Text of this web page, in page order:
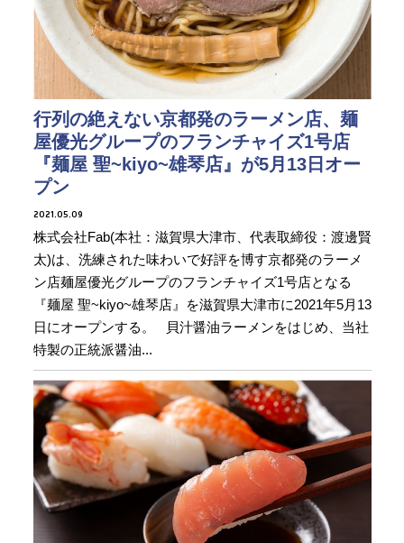
行列の絶えない京都発のラーメン店、麺
屋優光グループのフランチャイズ1号店
『麺屋 聖~kiyo~雄琴店』が5月13日オー
プン
2021.05.09
株式会社Fab(本社：滋賀県大津市、代表取締役：渡邊賢
太)は、洗練された味わいで好評を博す京都発のラーメ
ン店麺屋優光グループのフランチャイズ1号店となる
『麺屋 聖~kiyo~雄琴店』を滋賀県大津市に2021年5月13
日にオープンする。 貝汁醤油ラーメンをはじめ、当社
特製の正統派醤油...